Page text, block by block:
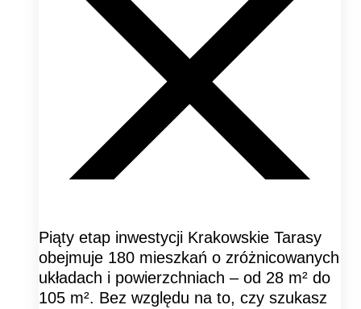
Piąty etap inwestycji Krakowskie Tarasy
obejmuje 180 mieszkań o zróżnicowanych
układach i powierzchniach – od 28 m² do
105 m². Bez względu na to, czy szukasz